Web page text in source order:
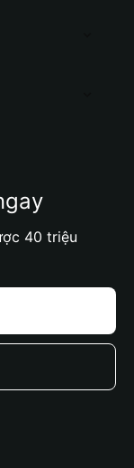
40 triệu